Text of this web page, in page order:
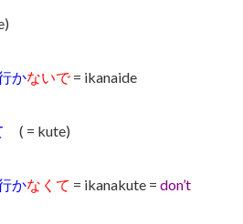
かないで= ikanaide
( = kute)
かなくて = ikanakute = don’t